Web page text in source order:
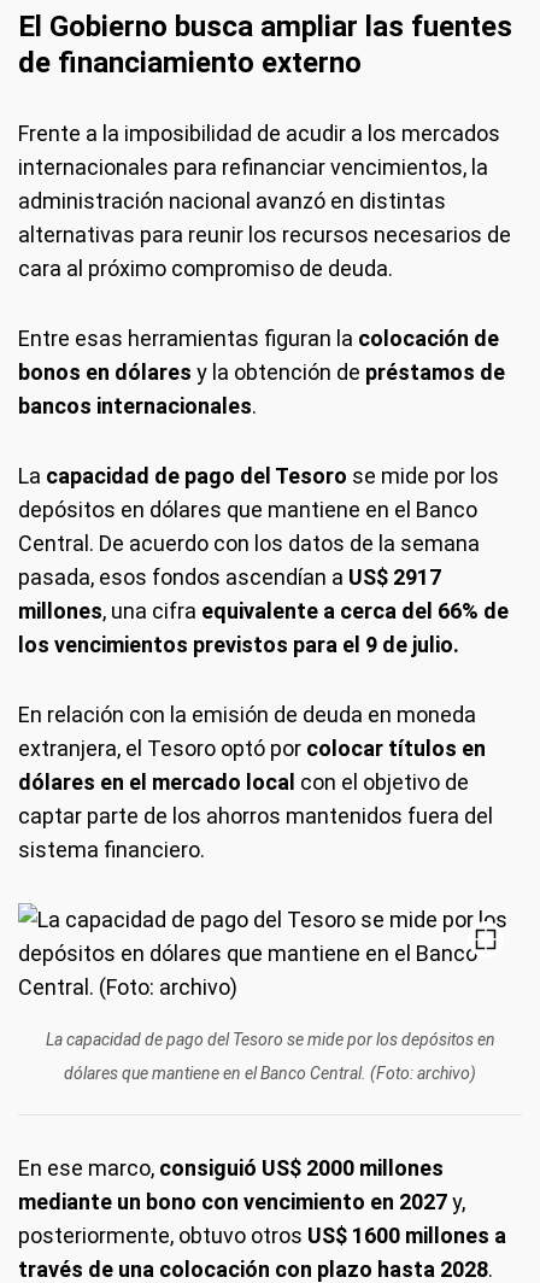
El Gobierno busca ampliar las fuentes
de financiamiento externo
Frente a la imposibilidad de acudir a los mercados
internacionales para refinanciar vencimientos, la
administración nacional avanzó en distintas
alternativas para reunir los recursos necesarios de
cara al próximo compromiso de deuda.
Entre esas herramientas figuran la colocación de
bonos en dólares y la obtención de préstamos de
bancos internacionales.
La capacidad de pago del Tesoro se mide por los
depósitos en dólares que mantiene en el Banco
Central. De acuerdo con los datos de la semana
pasada, esos fondos ascendían a US$ 2917
millones, una cifra equivalente a cerca del 66% de
los vencimientos previstos para el 9 de julio.
En relación con la emisión de deuda en moneda
extranjera, el Tesoro optó por colocar títulos en
dólares en el mercado local con el objetivo de
captar parte de los ahorros mantenidos fuera del
sistema financiero.
La capacidad de pago del Tesoro se mide por los depósitos en
dólares que mantiene en el Banco Central. (Foto: archivo)
En ese marco, consiguió US$ 2000 millones
mediante un bono con vencimiento en 2027y,
posteriormente, obtuvo otros US$ 1600 millones a
través de una colocación con plazo hasta 2028.